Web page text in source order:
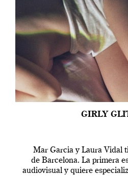
GIRLY
Mar Garcia y Laura Vidal
de Barcelona. La primera
audiovisual y quiere